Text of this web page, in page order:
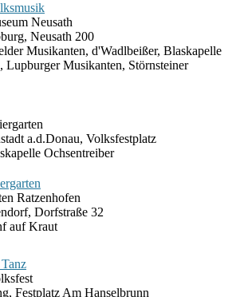
Neusath
Neusath 200
Musikanten, d'Wadlbeißer, Blaskapelle
Lupburger Musikanten, Störnsteiner
a.d.Donau, Volksfestplatz
Ochsentreiber
Ratzenhofen
Dorfstraße 32
auf Kraut
Festplatz Am Hanselbrunn